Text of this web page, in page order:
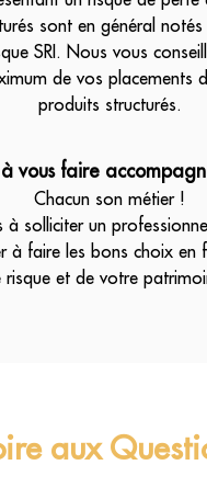
sont en général
SRI. Nous vous
de vos placements
produits structurés.
vous faire
Chacun son métier !
à solliciter un
à faire les bons choix en
et de votre
aux